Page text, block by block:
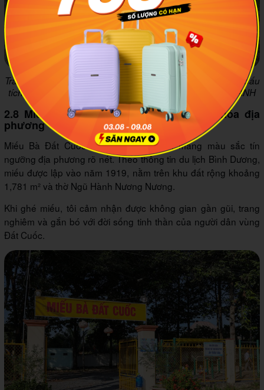
Trải nghiệm hành trình tìm hiểu di sản văn hóa qua những dấu
tích còn lưu lại tại Dốc Chùa. Ảnh minh họa: Bách hóa XANH
2.8 Miếu Bà Đất Cuốc và các điểm văn hóa địa
phương
Miếu Bà Đất Cuốc là điểm dừng chân mang màu sắc tín
ngưỡng địa phương rõ nét. Theo thông tin du lịch Bình Dương,
miếu được lập vào năm 1919, nằm trên khu đất rộng khoảng
1,781 m² và thờ Ngũ Hành Nương Nương.
Khi ghé miếu, tôi cảm nhận được không gian gần gũi, trang
nghiêm và gắn bó với đời sống tinh thần của người dân vùng
Đất Cuốc.